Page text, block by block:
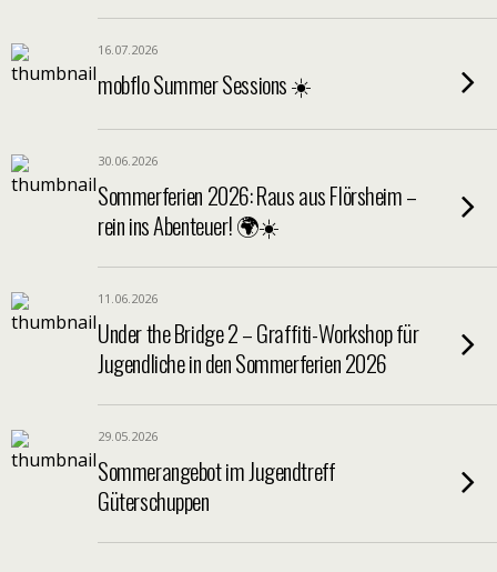
16.07.2026
mobflo Summer Sessions ☀️
30.06.2026
Sommerferien 2026: Raus aus Flörsheim –
rein ins Abenteuer! 🌍☀️
11.06.2026
Under the Bridge 2 – Graffiti-Workshop für
Jugendliche in den Sommerferien 2026
29.05.2026
Sommerangebot im Jugendtreff
Güterschuppen